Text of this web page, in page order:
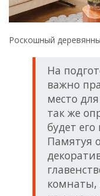
Роскошный
На
важно
место
так же
будет
Памятуя
комнаты,